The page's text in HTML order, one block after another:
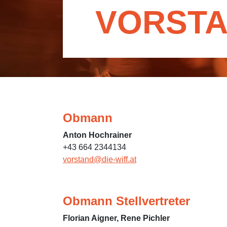
Obmann
Anton Hochrainer
+43 664 2344134
vorstand@die-wiff.at
Obmann Stellvertreter
Florian Aigner, Rene Pichler